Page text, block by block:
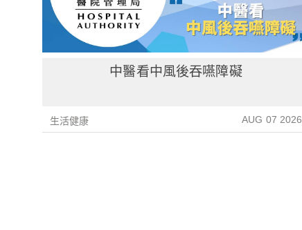
中醫看中風後吞嚥障礙
生活健康 AUG 07 2026